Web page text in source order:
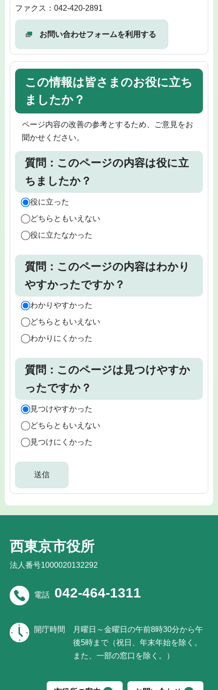
ファクス：042-420-2891
お問い合わせフォームを利用する
この情報は皆さまのお役に立ち
ましたか？
ページ内容の改善の参考とするため、ご意見をお
聞かせください。
質問：このページの内容は役に立
ちましたか？
役に立った
どちらともいえない
役に立たなかった
質問：このページの内容はわかり
やすかったですか？
わかりやすかった
どちらともいえない
わかりにくかった
質問：このページは見つけやすか
ったですか？
見つけやすかった
どちらともいえない
見つけにくかった
西東京市役所
法人番号1000020132292
電話 042-464-1311
開庁時間
月曜日～金曜日の午前8時30分から午
後5時まで（祝日、年末年始を除く。
また、一部の窓口を除く。）